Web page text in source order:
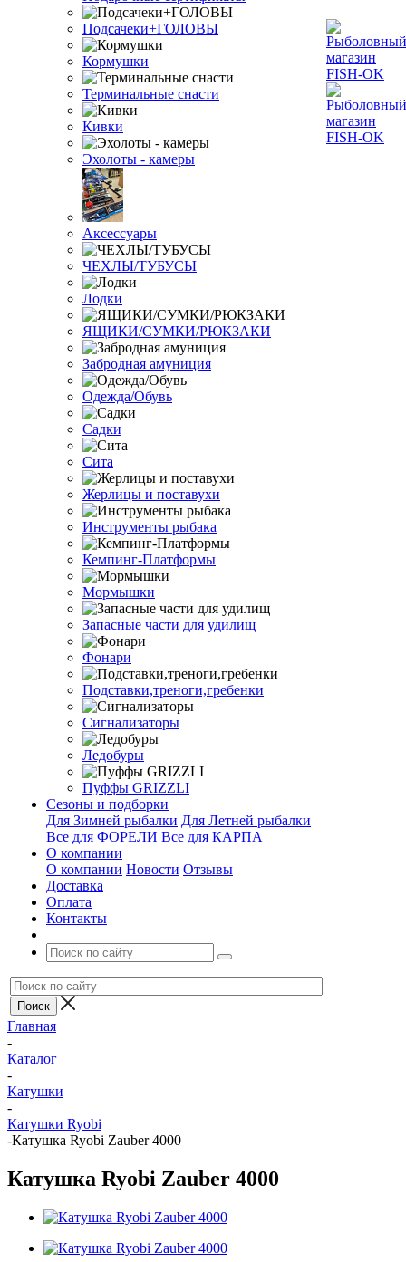
Подсачеки+ГОЛОВЫ
Кормушки
Терминальные снасти
Кивки
Эхолоты - камеры
Аксессуары
ЧЕХЛЫ/ТУБУСЫ
Лодки
ЯЩИКИ/СУМКИ/РЮКЗАКИ
Забродная амуниция
Одежда/Обувь
Садки
Сита
Жерлицы и поставухи
Инструменты рыбака
Кемпинг-Платформы
Мормышки
Запасные части для удилищ
Фонари
Подставки,треноги,гребенки
Сигнализаторы
Ледобуры
Пуффы GRIZZLI
Сезоны и подборки
Для Зимней рыбалки Для Летней рыбалки
Все для ФОРЕЛИ Все для КАРПА
О компании
О компании Новости Отзывы
Доставка
Оплата
Контакты
Главная
-
Каталог
-
Катушки
-
Катушки Ryobi
-Катушка Ryobi Zauber 4000
Катушка Ryobi Zauber 4000